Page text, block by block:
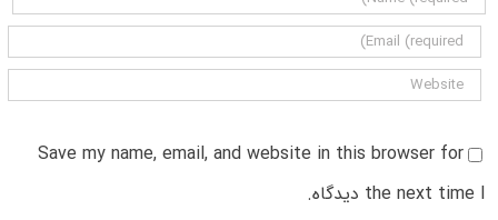
Save my name, email, and website in this browser for
the next time I دیدگاه.